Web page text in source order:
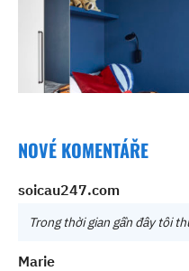
NOVÉ KOMENTÁŘE
soicau247.com
Trong thời gian gần đây tôi
Marie